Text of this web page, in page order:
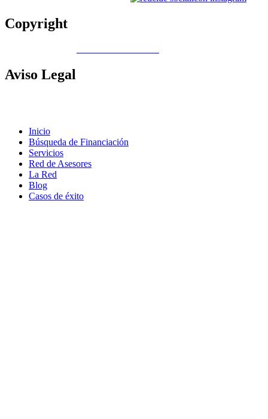
Copyright
Aviso Legal
Inicio
Búsqueda de Financiación
Servicios
Red de Asesores
La Red
Blog
Casos de éxito